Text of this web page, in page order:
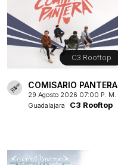
C3 Rooftop
COMISARIO PANTERA
29 Agosto 2026 07:00 P. M.
Guadalajara
C3 Rooftop